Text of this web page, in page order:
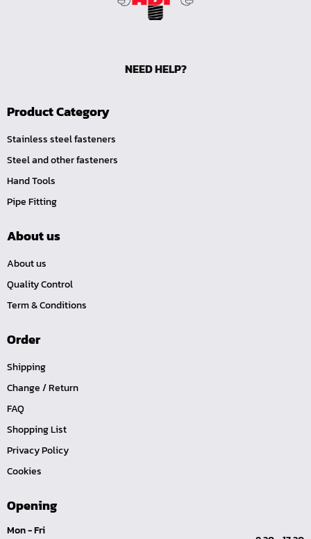
ลูกบ๊อกซ์ลม ขนาด 1/4"
ลูกบ๊อกซ์ ผ่า
ลูกบ๊อกซ์ ท๊อกซ์ พลัส 1/2"
ลูกบ๊อกซ์ ท๊อกซ์ บ๊อกข้ออ่อน 1/4", 3/8", 1/2"
ลูกบ๊อกซ์ ท๊อกซ์ สั้น ยาว, ยาวพิเศษ 1/4", 3/8" ,1/2", 3/4"
ลูกบ๊อกซ์ Nut Grip สั้น ยาว, กึ่งยาว, ลูกบ๊อกซ์ Nut Grip บ๊
บ๊อกข้ออ่อน
ลูกบ๊อกซ์ ถนอมมุมน๊อต
ลูกบ๊อกซ์ ข้อต่อ
ลูกบ๊อกซ์ ขนาด 1"
ลูกบ๊อกซ์ ขนาด 1/2"
ลูกบ๊อกซ์ ขนาด 3/8"
ลูกบ๊อกซ์ ขนาด 1/4"
เครื่องมือสำหรับงานประปา
เครื่องมือสำหรับรถยนต์
เครื่องมือซ่อมจักรยาน
เครื่องมือทั่วไป
NEED HELP?
Product Category
Stainless steel fasteners
Steel and other fasteners
Hand Tools
Pipe Fitting
About us
About us
Quality Control
Term & Conditions
Order
Shipping
Change / Return
FAQ
Shopping List
Privacy Policy
Cookies
Opening
Mon - Fri